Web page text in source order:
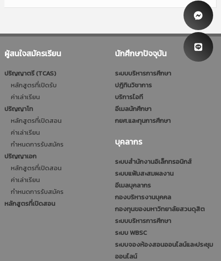
ผู้สนใจสมัครเรียน
ปริญญาตรี (TCAS)
หลักสูตรที่เปิดรับ
ค่าเล่าเรียน
ปริญญาโท
หลักสูตรที่เปิดสอน
ค่าเล่าเรียน
กำหนดการรับสมัคร
ปริญญาเอก
หลักสูตรที่เปิดสอน
ค่าเล่าเรียน
กำหนดการรับสมัคร
หลักสูตรที่เปิดสอน
นักศึกษาปัจจุบัน
ระบบบริหารการศึกษา
ปฎิทินวิชาการ
บริการไอที
อีเมลนักศึกษา
กยศ.และทุนการศึกษา
บุคลากร
ระบบสำนักงานอิเล็กทรอนิกส์
ระบบแฟ้มสะสมผลงาน
อีเมลบุคลากร
กองบริหารงานบุคคล
กองทุนของมหาวิทยาลัยสวนดุสิต
ระบบบริหารการศึกษา
ระบบ WBSC
ระบบจองห้องสอนออนไลน์และประชุม
ออนไลน์